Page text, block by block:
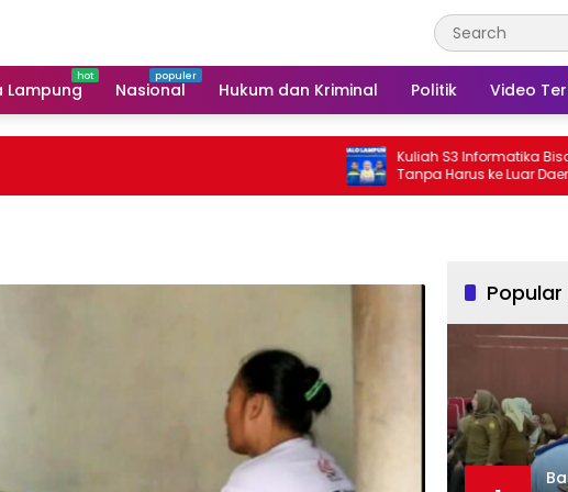
Lampung Nasional Hukum dan Kriminal Politik Video
Kuliah S3 Informatika Bisa di
Tanpa Harus ke Luar Daerah